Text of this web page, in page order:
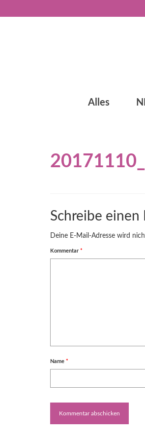
Alles
Schreibe einen
Deine E-Mail-Adresse wird
Kommentar *
Name *